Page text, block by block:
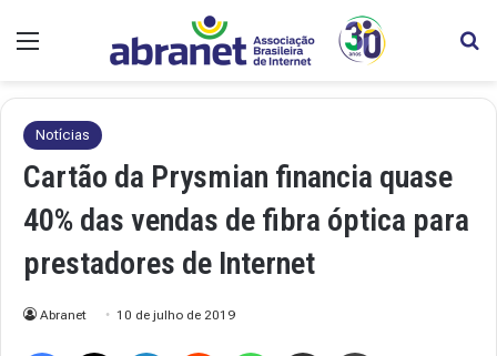
Notícias
Cartão da Prysmian financia quase
40% das vendas de fibra óptica para
prestadores de Internet
Abranet 10 de julho de 2019